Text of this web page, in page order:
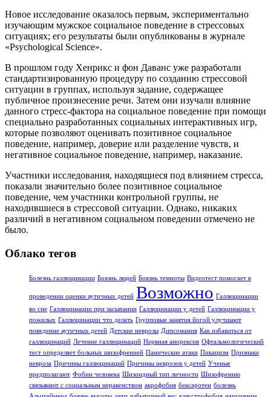
Новое исследование оказалось первым, экспериментально
изучающим мужское социальное поведение в стрессовых
ситуациях; его результаты были опубликованы в журнале
«Psychological Science».
В прошлом году Хенрикс и фон Даванс уже разработали
стандартизированную процедуру по созданию стрессовой
ситуации в группах, используя задание, содержащее
публичное произнесение речи. Затем они изучали влияние
данного стресс-фактора на социальное поведение при помощи
специально разработанных социальных интерактивных игр,
которые позволяют оценивать позитивное социальное
поведение, например, доверие или разделение чувств, и
негативное социальное поведение, например, наказание.
Участники исследования, находящиеся под влиянием стресса,
показали значительно более позитивное социальное
поведение, чем участники контрольной группы, не
находившиеся в стрессовой ситуации. Однако, никаких
различий в негативном социальном поведении отмечено не
было.
Облако тегов
Болезнь галлюцинации Боязнь людей Боязнь темноты Видеотест помогает в
проведении оценки аутичных детей Возможно Галлюцинации
во сне Галлюцинации при засыпании Галлюцинации у детей Галлюцинации у
пожилых Галлюцинации что делать Групповые занятия йогой улучшают
поведение аутичных детей Детские неврозы Дипсомания Как избавиться от
галлюцинаций Лечение галлюцинаций Нервная анорексия Офтальмологический
тест определяет больных шизофренией Панические атаки Пикацизм Признаки
невроза Причины галлюцинаций Причины неврозов у детей Ученые
предполагают Фобии человека Шизоидный тип личности Шизофрению
связывают с социальным неравенством акрофобия бексаротен болезнь